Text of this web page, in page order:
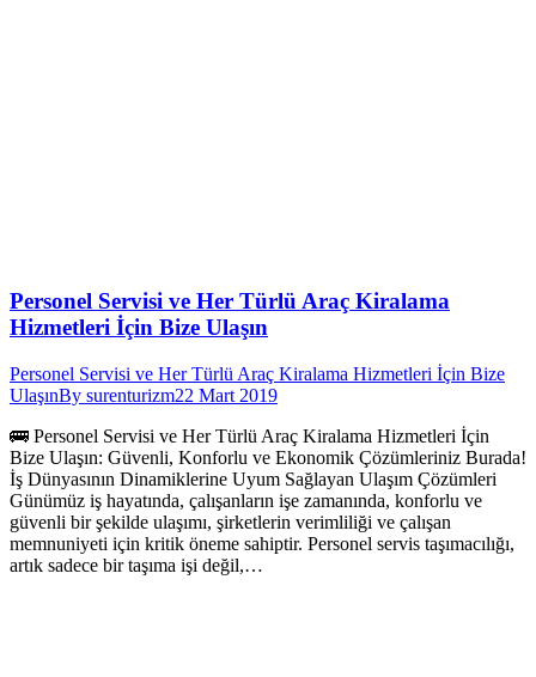
Personel Servisi ve Her Türlü Araç Kiralama
Hizmetleri İçin Bize Ulaşın
Personel Servisi ve Her Türlü Araç Kiralama Hizmetleri İçin Bize
UlaşınBy surenturizm22 Mart 2019
🚌 Personel Servisi ve Her Türlü Araç Kiralama Hizmetleri İçin
Bize Ulaşın: Güvenli, Konforlu ve Ekonomik Çözümleriniz Burada!
İş Dünyasının Dinamiklerine Uyum Sağlayan Ulaşım Çözümleri
Günümüz iş hayatında, çalışanların işe zamanında, konforlu ve
güvenli bir şekilde ulaşımı, şirketlerin verimliliği ve çalışan
memnuniyeti için kritik öneme sahiptir. Personel servis taşımacılığı,
artık sadece bir taşıma işi değil,…